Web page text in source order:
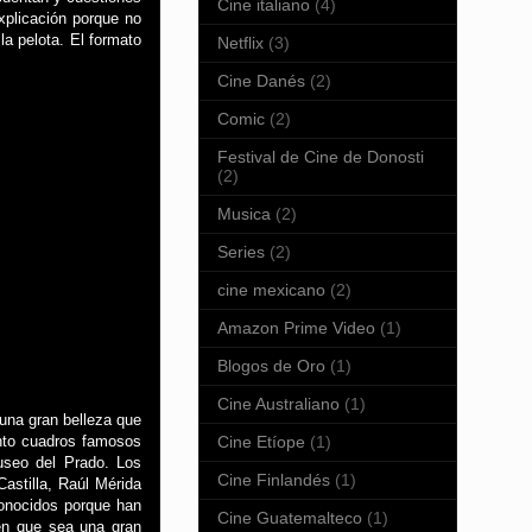
porque no
pelota. El formato
gran belleza que
cuadros famosos
del Prado. Los
Raúl Mérida
porque han
que sea una gran
Cine italiano (4)
Netflix (3)
Cine Danés (2)
Comic (2)
Festival de Cine de Donosti
(2)
Musica (2)
Series (2)
cine mexicano (2)
Amazon Prime Video (1)
Blogos de Oro (1)
Cine Australiano (1)
Cine Etíope (1)
Cine Finlandés (1)
Cine Guatemalteco (1)